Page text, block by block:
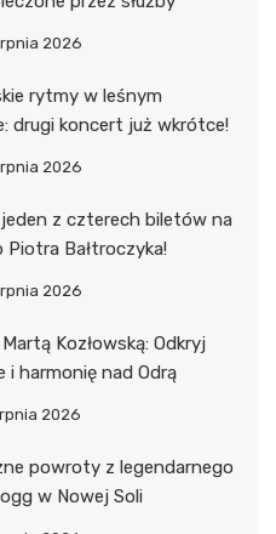
2026
rytmy w leśnym
drugi koncert już wkrótce!
2026
z czterech biletów na
Bałtroczyka!
2026
Kozłowską: Odkryj
i harmonię nad Odrą
2026
powroty z legendarnego
w Nowej Soli